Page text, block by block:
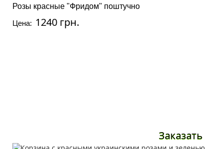
Розы красные "Фридом" поштучно
Цена: 1240 грн.
Заказать